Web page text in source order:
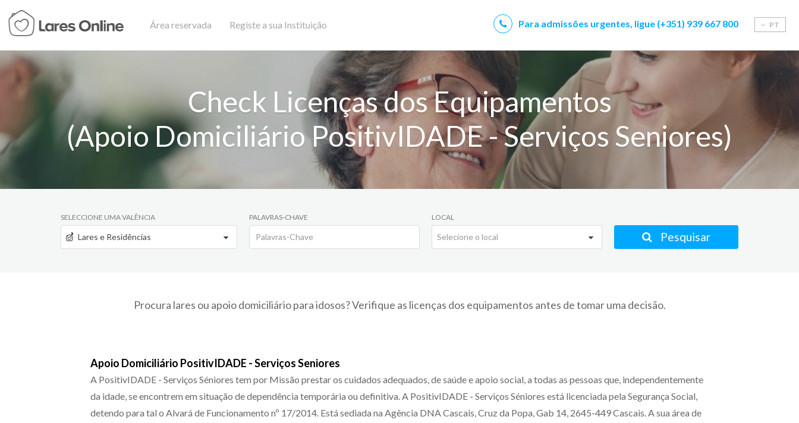
Área reservada Registe a sua Instituição PT
Para admissões urgentes, ligue (+351) 939 667 800
Check Licenças dos Equipamentos
(Apoio Domiciliário PositivIDADE - Serviços Seniores)
SELECCIONE UMA VALÊNCIA
Lares e Residências
PALAVRAS-CHAVE LOCAL
Selecione o local Pesquisar
Procura lares ou apoio domiciliário para idosos? Verifique as licenças dos equipamentos antes de tomar uma decisão.
Apoio Domiciliário PositivIDADE - Serviços Seniores
A PositivIDADE - Serviços Séniores tem por Missão prestar os cuidados adequados, de saúde e apoio social, a todas as pessoas que, independentemente
da idade, se encontrem em situação de dependência temporária ou definitiva. A PositivIDADE - Serviços Séniores está licenciada pela Segurança Social,
detendo para tal o Alvará de Funcionamento nº 17/2014. Está sediada na Agência DNA Cascais, Cruz da Popa, Gab 14, 2645-449 Cascais. A sua área de